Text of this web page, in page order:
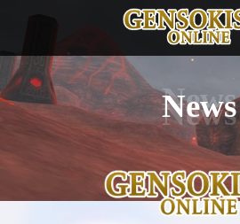
ニュース
News